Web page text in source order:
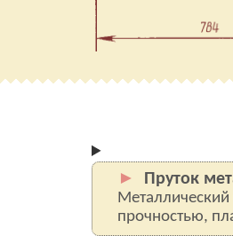
Пруток
Металлический
прочностью,